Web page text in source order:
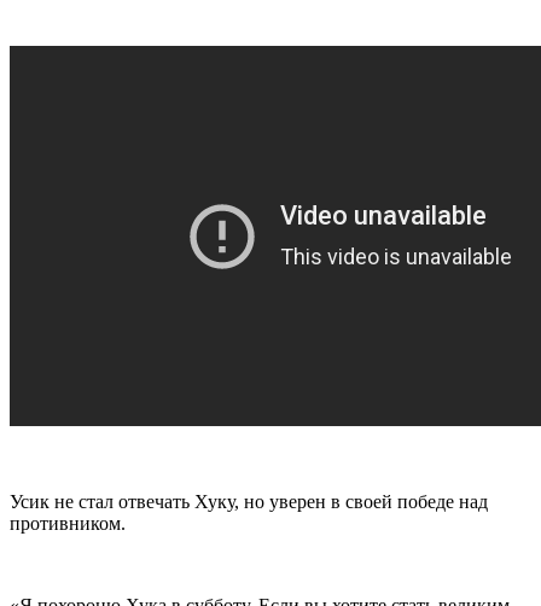
Усик не стал отвечать Хуку, но уверен в своей победе над
противником.